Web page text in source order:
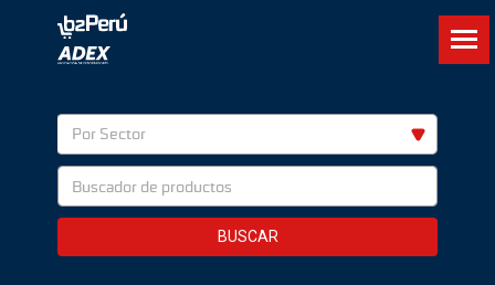
Por Sector
BUSCAR